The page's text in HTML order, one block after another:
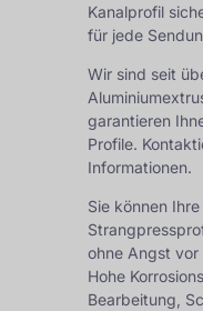
Kanalprofil
für jede
Wir sind seit
garantieren
Profile.
Informationen.
Sie können
ohne Angst vor
Hohe
Bearbeitung,